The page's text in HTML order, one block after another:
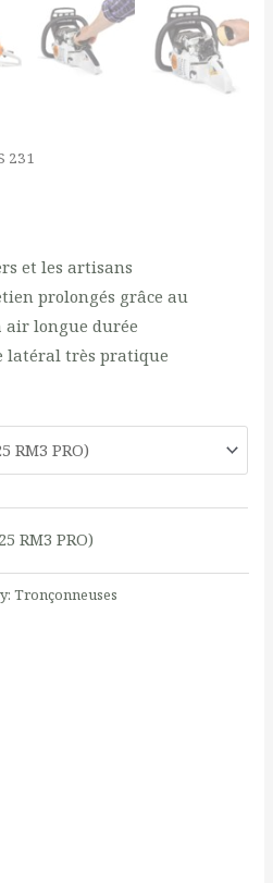
231
et les artisans
prolongés grâce au
air longue durée
latéral très pratique
RM3 PRO)
Tronçonneuses